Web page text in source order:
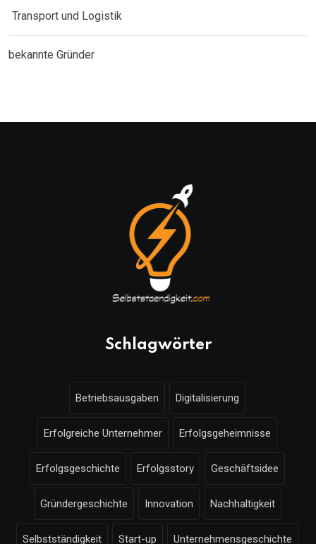
Transport und Logistik
bekannte Gründer
Schlagwörter
Betriebsausgaben Digitalisierung
Erfolgreiche Unternehmer Erfolgsgeheimnisse
Erfolgsgeschichte Erfolgsstory Geschäftsidee
Gründergeschichte Innovation Nachhaltigkeit
Selbstständigkeit Start-up Unternehmensgeschichte